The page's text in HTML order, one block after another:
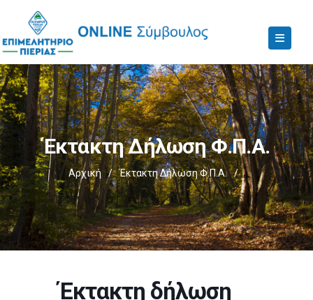
Έκτακτη Δήλωση Φ.Π.Α.
Αρχική / Έκτακτη Δήλωση Φ.Π.Α. /
Έκτακτη δήλωση